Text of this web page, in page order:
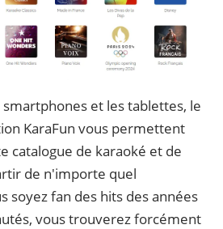
et les tablettes, le
KaraFun vous permettent
catalogue de karaoké et de
de n'importe quel
soyez fan des hits des années
vous trouverez forcément